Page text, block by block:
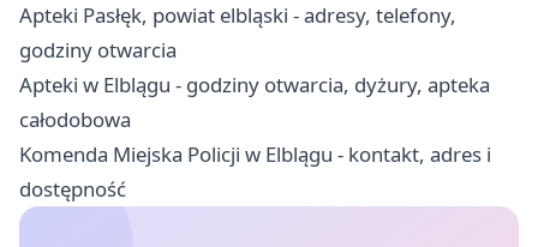
Apteki Pasłęk, powiat elbląski - adresy, telefony,
godziny otwarcia
Apteki w Elblągu - godziny otwarcia, dyżury, apteka
całodobowa
Komenda Miejska Policji w Elblągu - kontakt, adres i
dostępność